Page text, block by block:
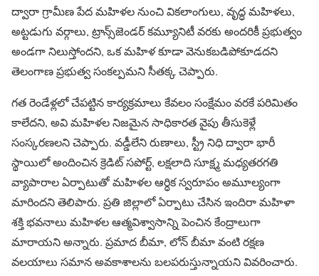
ద్వారా గ్రామీణ పేద మహిళల నుంచి వికలాంగులు, వృద్ధ మహిళలు,
అట్టడుగు వర్గాలు, ట్రాన్స్‌జెండర్ కమ్యూనిటీ వరకు అందరికీ ప్రభుత్వం
అండగా నిలుస్తోందని, ఒక మహిళ కూడా వెనుకబడిపోకూడదని
తెలంగాణ ప్రభుత్వ సంకల్పమని సీతక్క చెప్పారు.
గత రెండేళ్లలో చేపట్టిన కార్యక్రమాలు కేవలం సంక్షేమం వరకే పరిమితం
కాలేదని, అవి మహిళల నిజమైన సాధికారత వైపు తీసుకెళ్లే
సంస్కరణలని చెప్పారు. వడ్డీలేని రుణాలు, స్ట్రీ నిధి ద్వారా భారీ
స్థాయిలో అందించిన క్రెడిట్ సపోర్ట్, లక్షలాది సూక్ష్మ మధ్యతరగతి
వ్యాపారాల ఏర్పాటుతో మహిళల ఆర్ధిక స్వరూపం అమూల్యంగా
మారిందని తెలిపారు. ప్రతి జిల్లాలో ఏర్పాటు చేసిన ఇందిరా మహిళా
శక్తి భవనాలు మహిళల ఆత్మవిశ్వాసాన్ని పెంచిన కేంద్రాలుగా
మారాయని అన్నారు. ప్రమాద బీమా, లోన్ బీమా వంటి రక్షణ
వలయాలు సమాన అవకాశాలను బలపరుస్తున్నాయని వివరించారు.